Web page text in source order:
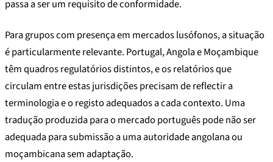
passa a ser um requisito de conformidade.
Para grupos com presença em mercados lusófonos, a situação
é particularmente relevante. Portugal, Angola e Moçambique
têm quadros regulatórios distintos, e os relatórios que
circulam entre estas jurisdições precisam de reflectir a
terminologia e o registo adequados a cada contexto. Uma
tradução produzida para o mercado português pode não ser
adequada para submissão a uma autoridade angolana ou
moçambicana sem adaptação.